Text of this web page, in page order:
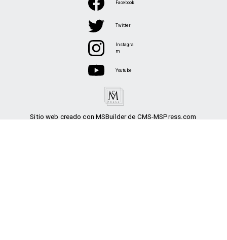
Sitio web creado con MSBuilder de CMS-MSPress.com
Facebook
Twitter
Instagra
m
Youtube